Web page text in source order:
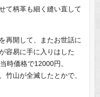
て柄革も細く縫い直して
再開して、またお世話に
容易に手に入りはした
時価格で12000円。
竹山が全滅したとかで、